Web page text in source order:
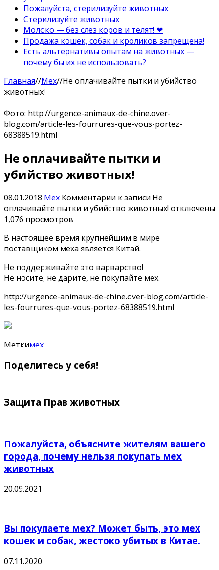
Пожалуйста, стерилизуйте животных
Стерилизуйте животных
Молоко — без слёз коров и телят! ❤
Продажа кошек, собак и кроликов запрещена!
Есть альтернативы опытам на животных —
почему бы их не использовать?
Главная//Мех//Не оплачивайте пытки и убийство
животных!
Фото: http://urgence-animaux-de-chine.over-
blog.com/article-les-fourrures-que-vous-portez-
68388519.html
Не оплачивайте пытки и
убийство животных!
08.01.2018 Мех Комментарии к записи Не
оплачивайте пытки и убийство животных! отключены
1,076 просмотров
В настоящее время крупнейшим в мире
поставщиком меха является Китай.
Не поддерживайте это варварство!
Не носите, не дарите, не покупайте мех.
http://urgence-animaux-de-chine.over-blog.com/article-
les-fourrures-que-vous-portez-68388519.html
Меткимех
Поделитесь у себя!
Защита Прав животных
Пожалуйста, объясните жителям вашего
города, почему нельзя покупать мех
животных
20.09.2021
Вы покупаете мех? Может быть, это мех
кошек и собак, жестоко убитых в Китае.
07.11.2020